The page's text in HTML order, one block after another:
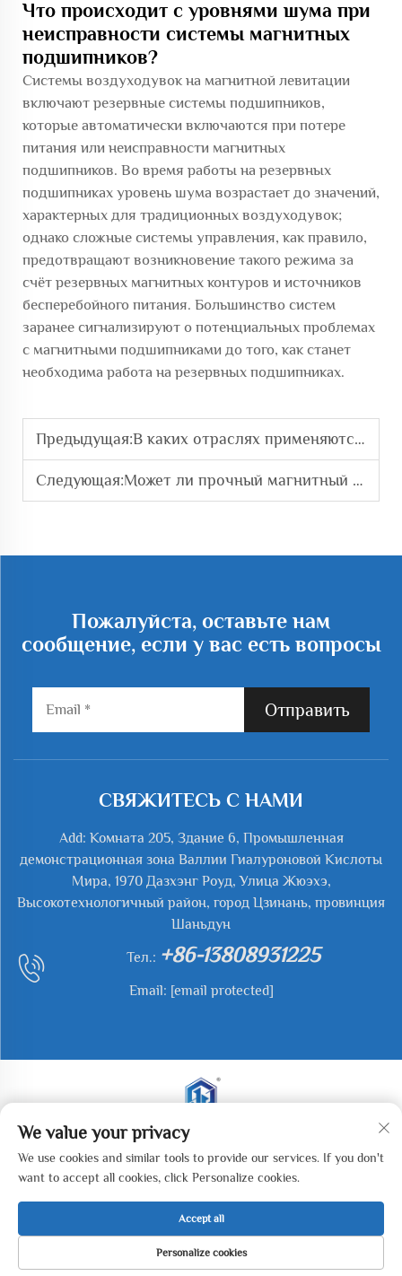
Что происходит с уровнями шума при
неисправности системы магнитных
подшипников?
Системы воздуходувок на магнитной левитации
включают резервные системы подшипников,
которые автоматически включаются при потере
питания или неисправности магнитных
подшипников. Во время работы на резервных
подшипниках уровень шума возрастает до значений,
характерных для традиционных воздуходувок;
однако сложные системы управления, как правило,
предотвращают возникновение такого режима за
счёт резервных магнитных контуров и источников
бесперебойного питания. Большинство систем
заранее сигнализируют о потенциальных проблемах
с магнитными подшипниками до того, как станет
необходима работа на резервных подшипниках.
Предыдущая:В каких отраслях применяются прочные воздуходувные агрегаты на магнитном подвесе?
Следующая:Может ли прочный магнитный подвесной вентилятор снизить эксплуатационные расходы?
Пожалуйста, оставьте нам
сообщение, если у вас есть вопросы
Отправить
СВЯЖИТЕСЬ С НАМИ
Add: Комната 205, Здание 6, Промышленная
демонстрационная зона Валлии Гиалуроновой Кислоты
Мира, 1970 Дазхэнг Роуд, Улица Жюэхэ,
Высокотехнологичный район, город Цзинань, провинция
Шаньдун
Тел.: +86-13808931225
Email: [email protected]
Авторские права © 2026 Jianyu Weiye (Цзинань)
Machinery Technology Co., LTD. Все права защищены. -
Политика конфиденциальности
ДОМАШНЯЯ ПРОДУКЦИЯ ЭЛЕКТРОННАЯ ТЕЛ.
We value your privacy
We use cookies and similar tools to provide our services. If you don't
want to accept all cookies, click Personalize cookies.
Personalize cookies
Accept all